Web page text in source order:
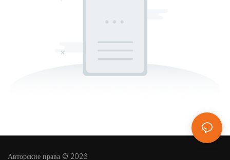
Авторские права © 2026